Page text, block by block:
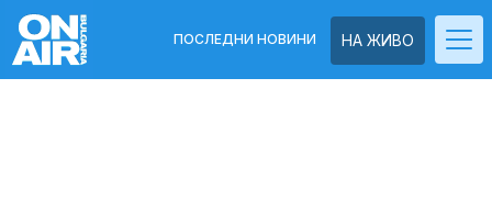
НА ЖИВО
ПОСЛЕДНИ НОВИНИ